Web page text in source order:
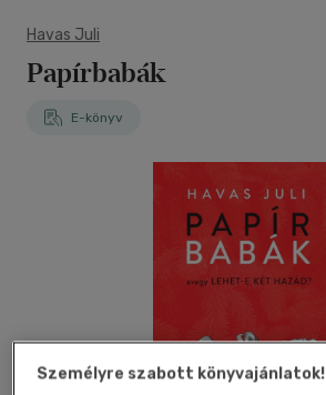
Havas Juli
Papírbabák
E-könyv
Személyre szabott könyvajánlatok!